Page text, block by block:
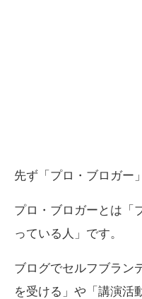
先ず「プロ・ブロガー
プロ・ブロガーとは「
っている人」です。
ブログでセルフブラン
を受ける」や「講演活